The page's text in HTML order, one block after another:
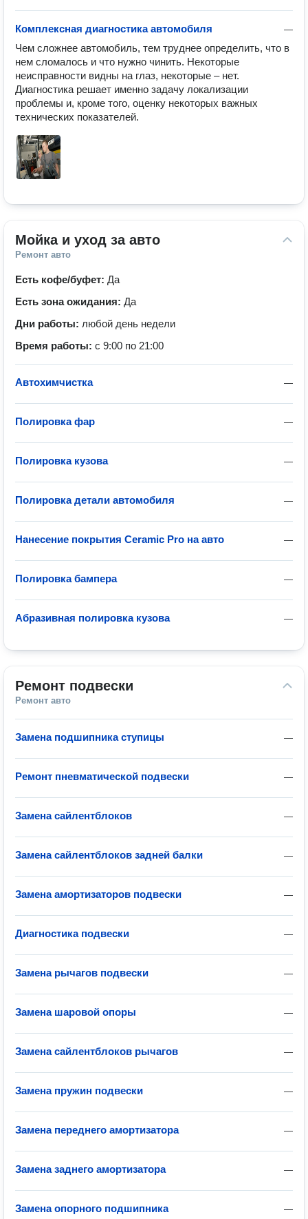
—
Комплексная диагностика автомобиля
Чем сложнее автомобиль, тем труднее определить, что в
нем сломалось и что нужно чинить. Некоторые
неисправности видны на глаз, некоторые – нет.
Диагностика решает именно задачу локализации
проблемы и, кроме того, оценку некоторых важных
технических показателей.
Мойка и уход за авто
Ремонт авто
Есть кофе/буфет: Да
Есть зона ожидания: Да
Дни работы: любой день недели
Время работы: с 9:00 по 21:00
—
Автохимчистка
—
Полировка фар
—
Полировка кузова
—
Полировка детали автомобиля
—
Нанесение покрытия Ceramic Pro на авто
—
Полировка бампера
—
Абразивная полировка кузова
Ремонт подвески
Ремонт авто
—
Замена подшипника ступицы
—
Ремонт пневматической подвески
—
Замена сайлентблоков
—
Замена сайлентблоков задней балки
—
Замена амортизаторов подвески
—
Диагностика подвески
—
Замена рычагов подвески
—
Замена шаровой опоры
—
Замена сайлентблоков рычагов
—
Замена пружин подвески
—
Замена переднего амортизатора
—
Замена заднего амортизатора
—
Замена опорного подшипника